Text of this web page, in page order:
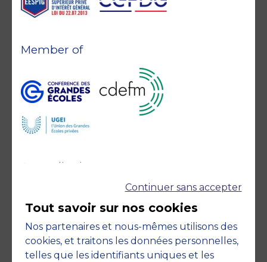
Accreditations
Member of
Continuer sans accepter
Tout savoir sur nos cookies
Nos partenaires et nous-mêmes utilisons des
cookies, et traitons les données personnelles,
telles que les identifiants uniques et les